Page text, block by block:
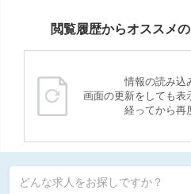
閲覧履歴からオススメ
情報の読み込
画面の更新をしても表
経ってから再
どんな求人をお探しですか？